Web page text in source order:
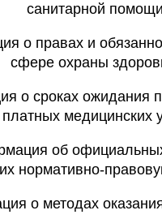
санитарной
о правах и
сфере охраны
о сроках ожидания
платных медицинских
об
нормативно-
о методах